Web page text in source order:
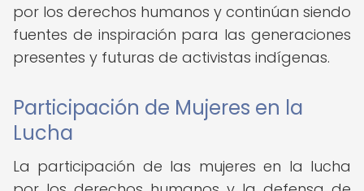
por los derechos humanos y continúan siendo
fuentes de inspiración para las generaciones
presentes y futuras de activistas indígenas.
Participación de Mujeres en la
Lucha
La participación de las mujeres en la lucha